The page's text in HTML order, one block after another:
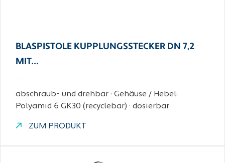
BLASPISTOLE KUPPLUNGSSTECKER DN 7,2
MIT…
abschraub- und drehbar · Gehäuse / Hebel:
Polyamid 6 GK30 (recyclebar) · dosierbar
ZUM PRODUKT